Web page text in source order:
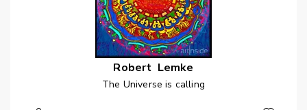
Robert Lemke
The Universe is calling